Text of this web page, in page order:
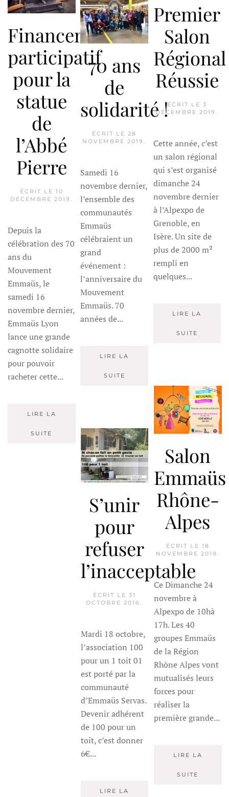
Financement
participatif
pour la
statue
de
l’Abbé
Pierre
ÉCRIT LE 10
DÉCEMBRE 2019 .
Depuis la
célébration des 70
ans du
Mouvement
Emmaüs, le
samedi 16
novembre dernier,
Emmaüs Lyon
lance une grande
cagnotte solidaire
pour pouvoir
racheter cette...
LIRE LA
SUITE
Premier
Salon
Régional
Réussie
ÉCRIT LE 3
DÉCEMBRE 2019
Cette année, c’est
un salon régional
qui s’est organisé
dimanche 24
novembre dernier
à l’Alpexpo de
Grenoble, en
Isère. Un site de
plus de 2000 m²
rempli en
quelques...
LIRE LA
SUITE
70 ans
de
solidarité !
ÉCRIT LE28
NOVEMBRE 2019.
Samedi 16
novembre dernier,
l’ensemble des
communautés
Emmaüs
célébraient un
grand
événement :
l’anniversaire du
Mouvement
Emmaüs. 70
années de...
LIRE LA
SUITE
Salon
Emmaüs
Rhône-
Alpes
ÉCRIT LE 18
NOVEMBRE 2019 .
Ce Dimanche 24
novembre à
Alpexpo de 10hà
17h. Les 40
groupes Emmaüs
de la Région
Rhône Alpes vont
mutualisés leurs
forces pour
réaliser la
première grande...
LIRE LA
SUITE
S’unir
pour
refuser
l’inacceptable
ÉCRIT LE 31
OCTOBRE 2016.
Mardi 18 octobre,
l’association 100
pour un 1 toit 01
est porté par la
communauté
d’Emmaüs Servas.
Devenir adhérent
de 100 pour un
toit, c’est donner
6€...
LIRE LA
Chi desidera monetizzare la fortuna cerca soluzioni